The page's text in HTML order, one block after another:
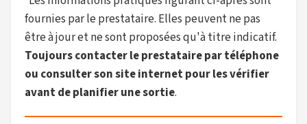
fournies par le prestataire. Elles peuvent ne pas
être à jour et ne sont proposées qu'à titre indicatif.
Toujours contacter le prestataire par téléphone
ou consulter son site internet pour les vérifier
avant de planifier une sortie.